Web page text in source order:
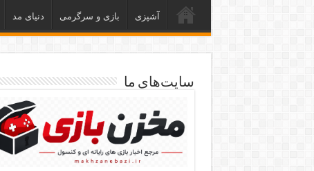
آشپزی بازی و سرگرمی دنیای مد
سایت‌های ما